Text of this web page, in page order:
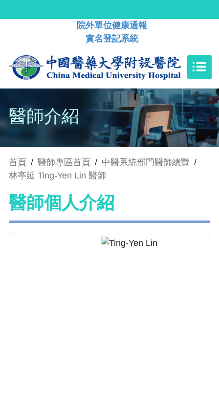
院外單位健康通報
實名登記系統
醫師介紹
首頁 / 醫師專區首頁 / 中醫系統部門醫師總覽 /
林亭延 Ting-Yen Lin 醫師
醫師個人介紹